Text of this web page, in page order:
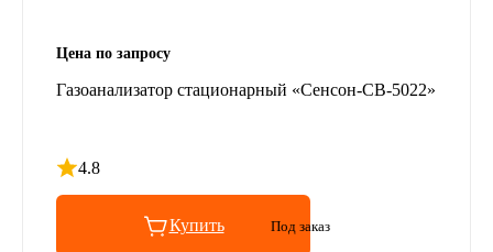
Цена по запросу
Газоанализатор стационарный «Сенсон-СВ-5022»
4.8
Рейтинг 4.8 из 5
Купить Под заказ